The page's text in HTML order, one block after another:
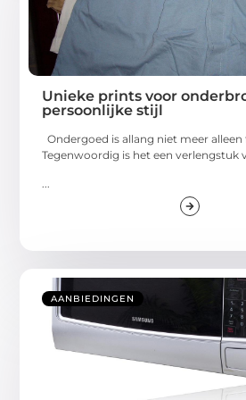
Unieke prints voor
persoonlijke stijl
Ondergoed is allang niet meer alleen
Tegenwoordig is het een verlengstuk
...
AANBIEDINGEN